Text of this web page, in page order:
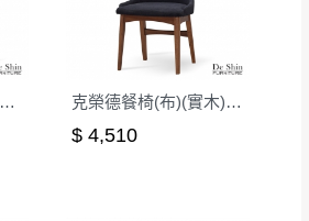
迪爾餐椅(藍色布)(五金腳)(A7125) 克榮德餐椅(布)(實木)(MI-713)
$ 4,510